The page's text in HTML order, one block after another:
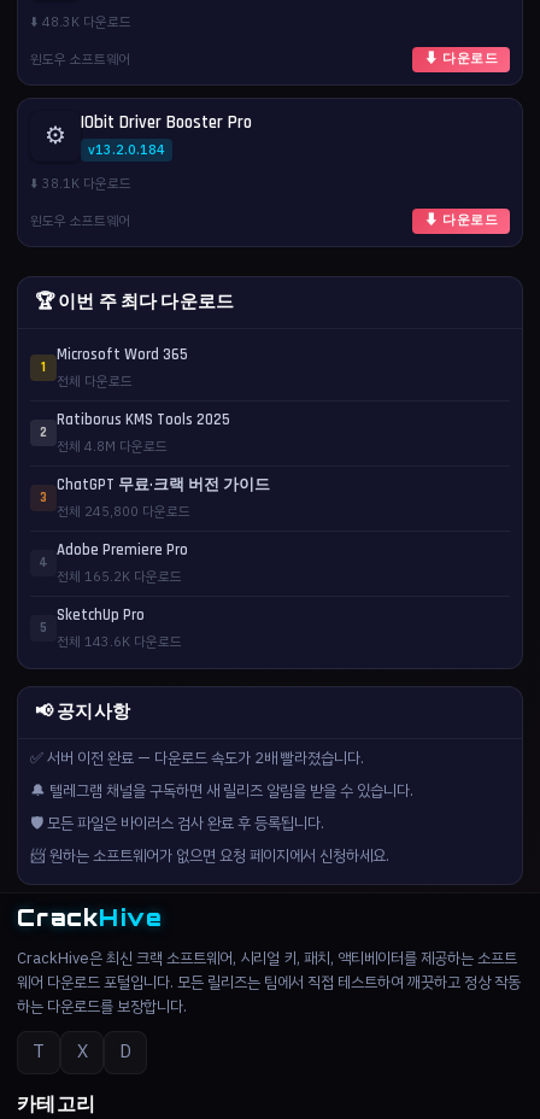
⬇️ 48.3K 다운로드
윈도우 소프트웨어
⬇ 다운로드
⚙️ IObit Driver Booster Pro
v13.2.0.184
⬇️ 38.1K 다운로드
윈도우 소프트웨어
⬇ 다운로드
🏆 이번 주 최다 다운로드
1
Microsoft Word 365
전체 다운로드
2
Ratiborus KMS Tools 2025
전체 4.8M 다운로드
3
ChatGPT 무료·크랙 버전 가이드
전체 245,800 다운로드
4
Adobe Premiere Pro
전체 165.2K 다운로드
5
SketchUp Pro
전체 143.6K 다운로드
📢 공지사항
✅ 서버 이전 완료 — 다운로드 속도가 2배 빨라졌습니다.
🔔 텔레그램 채널을 구독하면 새 릴리즈 알림을 받을 수 있습니다.
🛡️ 모든 파일은 바이러스 검사 완료 후 등록됩니다.
📨 원하는 소프트웨어가 없으면 요청 페이지에서 신청하세요.
CrackHive
CrackHive은 최신 크랙 소프트웨어, 시리얼 키, 패치, 액티베이터를 제공하는 소프트
웨어 다운로드 포털입니다. 모든 릴리즈는 팀에서 직접 테스트하여 깨끗하고 정상 작동
하는 다운로드를 보장합니다.
T X D
카테고리